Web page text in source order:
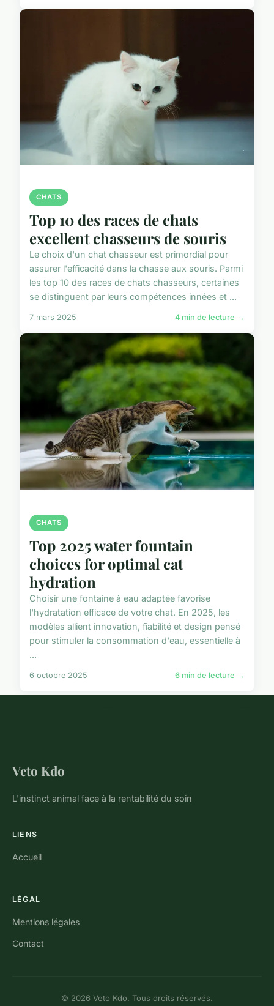
CHATS
Top 10 des races de chats
excellent chasseurs de souris
Le choix d'un chat chasseur est primordial pour
assurer l'efficacité dans la chasse aux souris. Parmi
les top 10 des races de chats chasseurs, certaines
se distinguent par leurs compétences innées et ...
7 mars 2025 4 min de lecture →
CHATS
Top 2025 water fountain
choices for optimal cat
hydration
Choisir une fontaine à eau adaptée favorise
l'hydratation efficace de votre chat. En 2025, les
modèles allient innovation, fiabilité et design pensé
pour stimuler la consommation d'eau, essentielle à
...
6 octobre 2025 6 min de lecture →
Veto Kdo
L'instinct animal face à la rentabilité du soin
LIENS
Accueil
LÉGAL
Mentions légales
Contact
© 2026 Veto Kdo. Tous droits réservés.